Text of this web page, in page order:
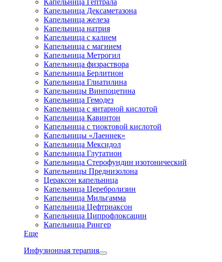
Капельница Дексаметазона
Капельница железа
Капельница натрия
Капельница с калием
Капельница с магнием
Капельница Метрогил
Капельница физраствора
Капельница Берлитион
Капельница Глиатилина
Капельницы Винпоцетина
Капельница Гемодез
Капельница с янтарной кислотой
Капельница Кавинтон
Капельница с тиоктовой кислотой
Капельницы «Лаеннек»
Капельница Мексидол
Капельница Глутатион
Капельница Стерофундин изотонический
Капельницы Преднизолона
Цераксон капельница
Капельница Церебролизин
Капельница Мильгамма
Капельница Цефтриаксон
Капельница Ципрофлоксацин
Капельница Рингер
Еще
Инфузионная терапия